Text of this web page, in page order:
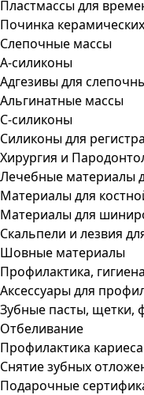
Пластмассы для
Починка
Слепочные массы
А-силиконы
Адгезивы для
Альгинатные массы
С-силиконы
Силиконы для
Хирургия и
Лечебные материалы
Материалы для
Материалы для
Скальпели и лезвия
Шовные материалы
Профилактика,
Аксессуары для
Зубные пасты, щетки,
Отбеливание
Профилактика кариеса
Снятие зубных
Подарочные